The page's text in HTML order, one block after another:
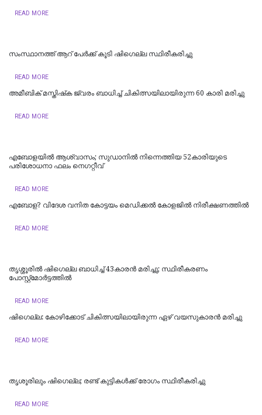
READ MORE
സംസ്ഥാനത്ത് ആറ് പേര്‍ക്ക് കൂടി ഷിഗെല്ല സ്ഥിരീകരിച്ചു
READ MORE
അമീബിക് മസ്തിഷ്‌ക ജ്വരം ബാധിച്ച് ചികിത്സയിലായിരുന്ന 60 കാരി മരിച്ചു
READ MORE
എബോളയിൽ ആശ്വാസം; സുഡാനിൽ നിന്നെത്തിയ 52കാരിയുടെ
പരിശോധനാ ഫലം നെഗറ്റീവ്
READ MORE
എ​ബോ​ള? വി​ദേ​ശ വ​നി​ത കോ​ട്ട​യം മെ​ഡി​ക്ക​ൽ കോ​ള​ജി​ൽ നി​രീ​ക്ഷ​ണ​ത്തി​ൽ
READ MORE
തൃശ്ശൂരിൽ ഷിഗെല്ല ബാധിച്ച് 43കാരൻ മരിച്ചു; സ്ഥിരീകരണം
പോസ്റ്റ്‌മോര്‍ട്ടത്തില്‍
READ MORE
ഷിഗെല്ല: കോഴിക്കോട് ചികിത്സയിലായിരുന്ന ഏഴ് വയസുകാരന്‍ മരിച്ചു
READ MORE
തൃശൂരിലും ഷിഗെല്ല; രണ്ട് കുട്ടികള്‍ക്ക് രോഗം സ്ഥിരീകരിച്ചു
READ MORE